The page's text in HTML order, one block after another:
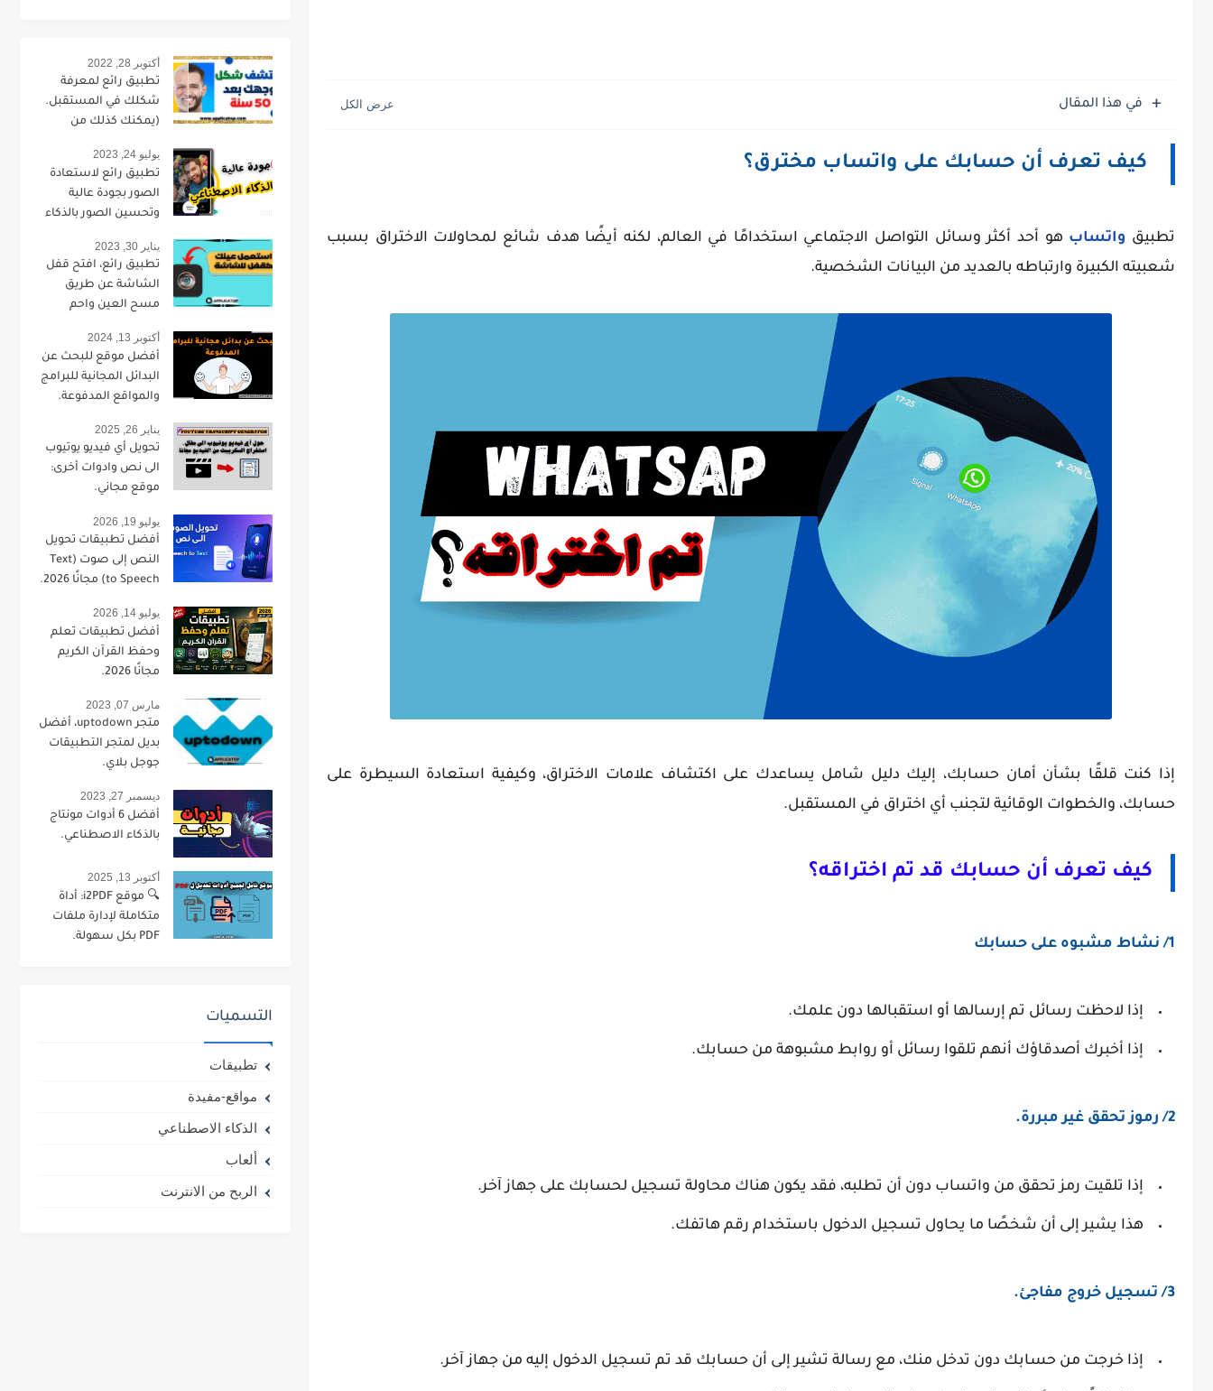
في هذا المقال
كيف تعرف أن حسابك على واتساب مخترق؟
تطبيق واتساب هو أحد أكثر وسائل التواصل الاجتماعي استخدامًا في العالم، لكنه أيضًا هدف شائع لمحاولات الاختراق بسبب
شعبيته الكبيرة وارتباطه بالعديد من البيانات الشخصية.
إذا كنت قلقًا بشأن أمان حسابك، إليك دليل شامل يساعدك على اكتشاف علامات الاختراق، وكيفية استعادة السيطرة على
حسابك، والخطوات الوقائية لتجنب أي اختراق في المستقبل.
كيف تعرف أن حسابك قد تم اختراقه؟
1/ نشاط مشبوه على حسابك
إذا لاحظت رسائل تم إرسالها أو استقبالها دون علمك.
إذا أخبرك أصدقاؤك أنهم تلقوا رسائل أو روابط مشبوهة من حسابك.
2/ رموز تحقق غير مبررة.
إذا تلقيت رمز تحقق من واتساب دون أن تطلبه، فقد يكون هناك محاولة تسجيل لحسابك على جهاز آخر.
هذا يشير إلى أن شخصًا ما يحاول تسجيل الدخول باستخدام رقم هاتفك.
3/ تسجيل خروج مفاجئ.
إذا خرجت من حسابك دون تدخل منك، مع رسالة تشير إلى أن حسابك قد تم تسجيل الدخول إليه من جهاز آخر.
أكتوبر 28, 2022
تطبيق رائع لمعرفة
شكلك في المستقبل.
(يمكنك كذلك من
يوليو 24, 2023
تطبيق رائع لاستعادة
الصور بجودة عالية
وتحسين الصور بالذكاء
يناير 30, 2023
تطبيق رائع، افتح قفل
الشاشة عن طريق
مسح العين واحم
أكتوبر 13, 2024
أفضل موقع للبحث عن
البدائل المجانية للبرامج
والمواقع المدفوعة.
يناير 26, 2025
تحويل أي فيديو يوتيوب
الى نص وادوات أخرى:
موقع مجاني.
يوليو 19, 2026
أفضل تطبيقات تحويل
النص إلى صوت (Text
to Speech) مجانًا 2026.
يوليو 14, 2026
أفضل تطبيقات تعلم
وحفظ القرآن الكريم
مجانًا 2026.
مارس 07, 2023
متجر uptodown، أفضل
بديل لمتجر التطبيقات
جوجل بلاي.
ديسمبر 27, 2023
أفضل 6 أدوات مونتاج
بالذكاء الاصطناعي.
أكتوبر 13, 2025
🔍 موقع i2PDF: أداة
متكاملة لإدارة ملفات
PDF بكل سهولة.
التسميات
تطبيقات
مواقع-مفيدة
الذكاء الاصطناعي
ألعاب
الربح من الانترنت